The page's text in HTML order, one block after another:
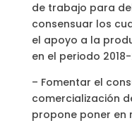
de trabajo para
consensuar los
el apoyo a la
en el periodo
– Fomentar el
comercialización
propone poner en